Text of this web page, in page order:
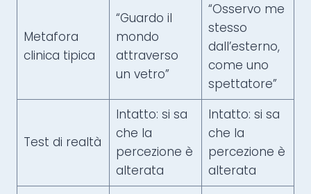
Metafora
clinica tipica
“Guardo il
mondo
attraverso
un vetro”
“Osservo me
stesso
dall’esterno,
come uno
spettatore”
Test di realtà
Intatto: si sa
che la
percezione è
alterata
Intatto: si sa
che la
percezione è
alterata